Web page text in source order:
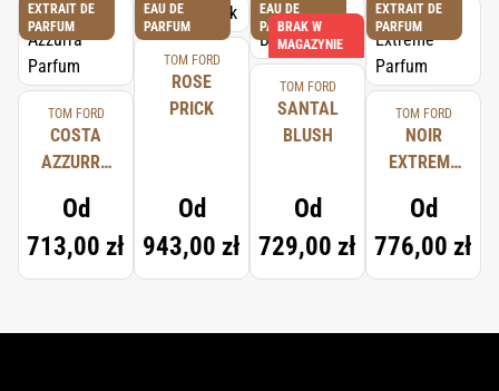
EXTRAIT DE
PARFUM
TOM FORD
COSTA
AZZURRA
Od
713,00 zł
EAU DE
PARFUM
TOM FORD
ROSE
PRICK
Od
943,00 zł
EAU DE
PARFUM
BRAK W
MAGAZYNIE
TOM FORD
SANTAL
BLUSH
Od
729,00 zł
EXTRAIT DE
PARFUM
TOM FORD
NOIR
EXTREME
Od
776,00 zł